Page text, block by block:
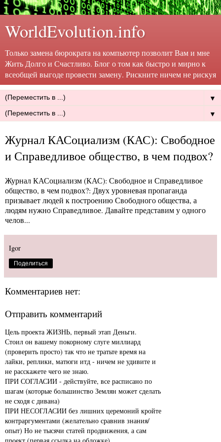
WorldEvolution.info
Только замена бюрократа на компьютер позволит Вам и мне
Жить Долго и Счастливо. Блог о том как быстро и мирно к
всеобщей выгоде провести замену. Рискните ничем не рискуя
▼
▼
Журнал КАСоциализм (КАС): Свободное
и Справедливое общество, в чем подвох?
Журнал КАСоциализм (КАС): Свободное и Справедливое
общество, в чем подвох?: Двух уровневая пропаганда
призывает людей к построению Свободного общества, а
людям нужно Справедливое. Давайте представим у одного
челов...
Igor
Поделиться
Комментариев нет:
Отправить комментарий
Цель проекта ЖИЗНЬ, первый этап Деньги.
Стоил он вашему покорному слуге миллиард
(проверить просто) так что не тратьте время на
лайки, реплики, матюги итд - ничем не удивите и
не расскажете чего не знаю.
ПРИ СОГЛАСИИ - действуйте, все расписано по
шагам (которые большинство Землян может сделать
не сходя с дивана)
ПРИ НЕСОГЛАСИИ без лишних церемоний кройте
контраргументами (желательно сравнив знания/
опыт) Но не тысячи статей продвижения, а сам